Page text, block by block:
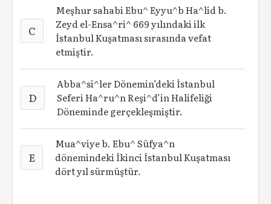
C
Meşhur sahabi Ebu^ Eyyu^b Ha^lid b.
Zeyd el-Ensa^ri^ 669 yılındaki ilk
İstanbul Kuşatması sırasında vefat
etmiştir.
D
Abba^si^ler Dönemin’deki İstanbul
Seferi Ha^ru^n Reşi^d’in Halifeliği
Döneminde gerçekleşmiştir.
E
Mua^viye b. Ebu^ Süfya^n
dönemindeki İkinci İstanbul Kuşatması
dört yıl sürmüştür.